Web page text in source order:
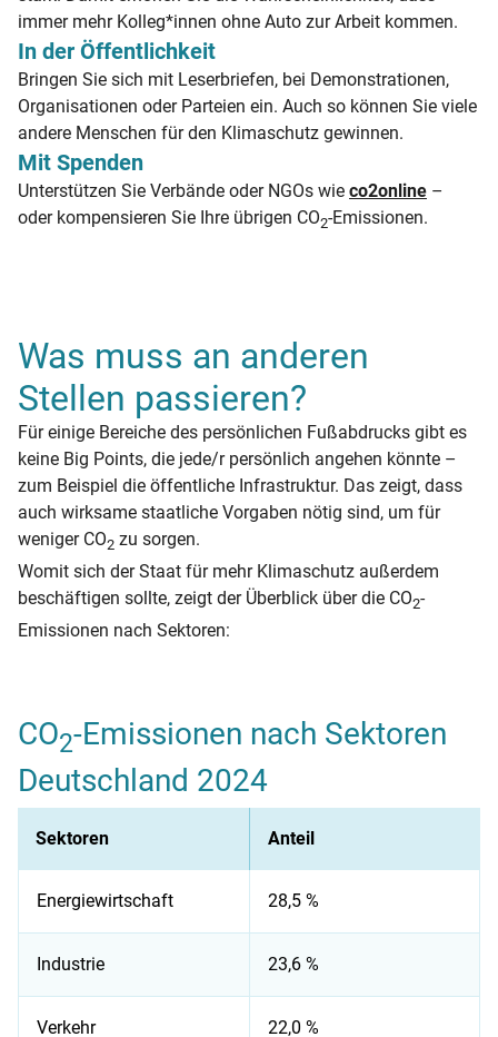
immer mehr Kolleg*innen ohne Auto zur Arbeit kommen.
In der Öffentlichkeit
Bringen Sie sich mit Leserbriefen, bei Demonstrationen,
Organisationen oder Parteien ein. Auch so können Sie viele
andere Menschen für den Klimaschutz gewinnen.
Mit Spenden
Unterstützen Sie Verbände oder NGOs wie co2online –
oder kompensieren Sie Ihre übrigen CO2-Emissionen.
Was muss an anderen
Stellen passieren?
Für einige Bereiche des persönlichen Fußabdrucks gibt es
keine Big Points, die jede/r persönlich angehen könnte –
zum Beispiel die öffentliche Infrastruktur. Das zeigt, dass
auch wirksame staatliche Vorgaben nötig sind, um für
weniger CO2 zu sorgen.
Womit sich der Staat für mehr Klimaschutz außerdem
beschäftigen sollte, zeigt der Überblick über die CO2-
Emissionen nach Sektoren:
CO2-Emissionen nach Sektoren
Deutschland 2024
Sektoren Anteil
Energiewirtschaft 28,5 %
Industrie 23,6 %
Verkehr 22,0 %